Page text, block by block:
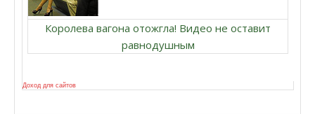
Королева вагона отожгла! Видео не оставит
равнодушным
Доход для сайтов